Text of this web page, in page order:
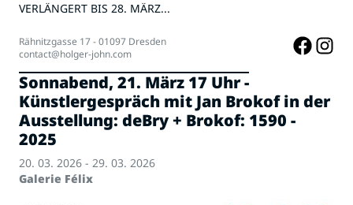
VERLÄNGERT BIS 28. MÄRZ...
Rähnitzgasse 17 - 01097 Dresden
contact@holger-john.com
Sonnabend, 21. März 17 Uhr -
Künstlergespräch mit Jan Brokof in der
Ausstellung: deBry + Brokof: 1590 -
2025
20. 03. 2026 - 29. 03. 2026
Galerie Félix